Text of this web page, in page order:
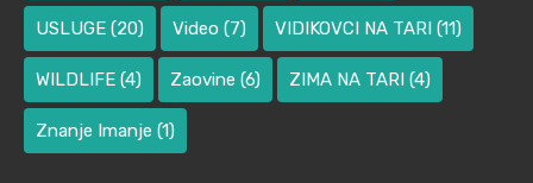
USLUGE (20) Video (7) VIDIKOVCI NA TARI (11)
WILDLIFE (4) Zaovine (6) ZIMA NA TARI (4)
Znanje Imanje (1)